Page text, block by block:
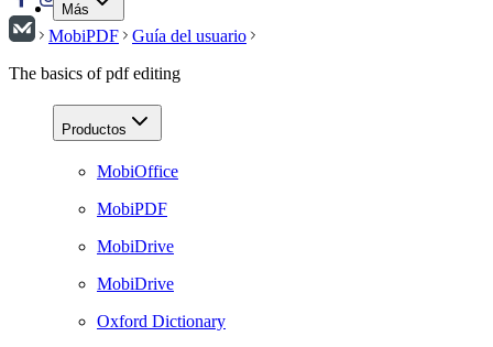
Más
MobiPDF
Guía del usuario
The basics of pdf editing
Productos
MobiOffice
MobiPDF
MobiDrive
MobiDrive
Oxford Dictionary